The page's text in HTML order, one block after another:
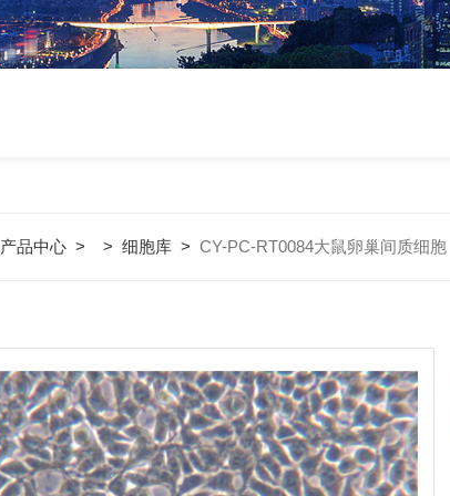
产品中心 > >细胞库 >CY-PC-RT0084大鼠卵巢间质细胞